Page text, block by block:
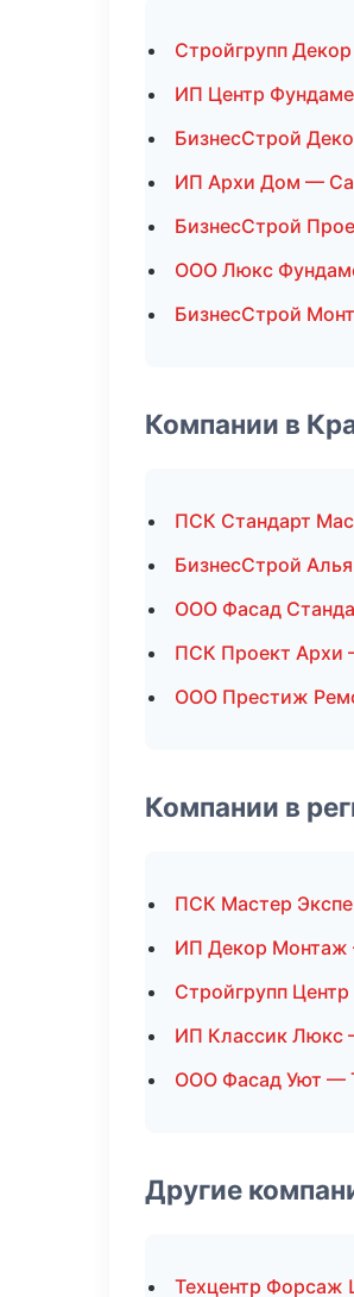
Стройгрупп
ИП Центр
БизнесСтрой
ИП Архи Дом —
БизнесСтрой
ООО Люкс
БизнесСтрой
Компании в
ПСК Стандарт
БизнесСтрой
ООО Фасад
ПСК Проект Архи
ООО Престиж
Компании в
ПСК Мастер
ИП Декор Монтаж
Стройгрупп
ИП Классик Люкс
ООО Фасад Уют —
Другие
Техцентр